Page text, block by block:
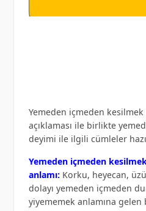
Yemeden içmeden
açıklaması ile birlikte
deyimi ile ilgili cümleler
Yemeden içmeden
anlamı: Korku, heyecan,
dolayı yemeden içmeden
yiyememek anlamına